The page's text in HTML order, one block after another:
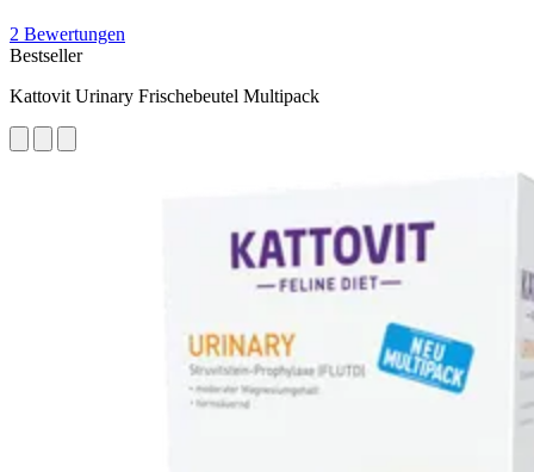
2 Bewertungen
Bestseller
Kattovit Urinary Frischebeutel Multipack